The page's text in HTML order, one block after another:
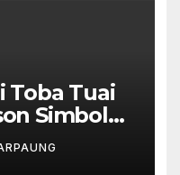
Toba Tuai
Simbolon
diduga
kerok